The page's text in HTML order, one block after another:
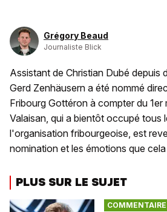
Grégory Beaud
Journaliste Blick
Assistant de Christian Dubé depuis
Gerd Zenhäusern a été nommé
Fribourg Gottéron à compter du 1er
Valaisan, qui a bientôt occupé tous
l'organisation fribourgeoise, est
nomination et les émotions que
PLUS SUR LE SUJET
COMMENTAIRE